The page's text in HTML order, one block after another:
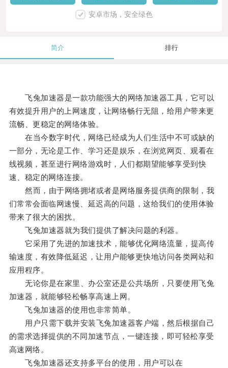
安卓市场，安全绿色
简介 排行
飞兔加速器是一款功能强大的网络加速器工具，它可以
有效提升用户的上网速度，让网络畅行无阻，给用户带来更
流畅、更稳定的网络体验。
在当今数字时代，网络已经成为人们生活中不可或缺的
一部分，无论是工作、学习还是娱乐，在浏览网页、观看在
线视频，甚至进行网络游戏时，人们都期望能够享受到快
速、稳定的网络连接。
然而，由于网络拥堵或者是网络服务提供商的限制，我
们常常会面临网速慢、延迟高的问题，这给我们的使用体验
带来了很大的困扰。
飞兔加速器就为我们提供了解决问题的利器。
它采用了先进的加速技术，能够优化网络流量，提高传
输速度，有效降低延迟，让用户能够更快地访问各类网站和
应用程序。
无论你是在家里、办公室还是公共场所，只要使用飞兔
加速器，就能够轻松畅享高速上网。
飞兔加速器的使用也非常简单。
用户只需下载并安装飞兔加速器客户端，然后根据自己
的需求选择提供的不同加速节点，一键连接，即可轻松享受
高速网络。
飞兔加速器还支持多平台的使用，用户可以在